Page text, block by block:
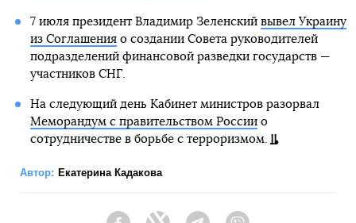
7 июля президент Владимир Зеленский вывел Украину
из Соглашенияо создании Совета руководителей
подразделений финансовой разведки государств —
участников СНГ.
На следующий день Кабинет министров разорвал
Меморандум с правительством Россиио
сотрудничестве в борьбе с терроризмом.
Автор: Екатерина Кадакова